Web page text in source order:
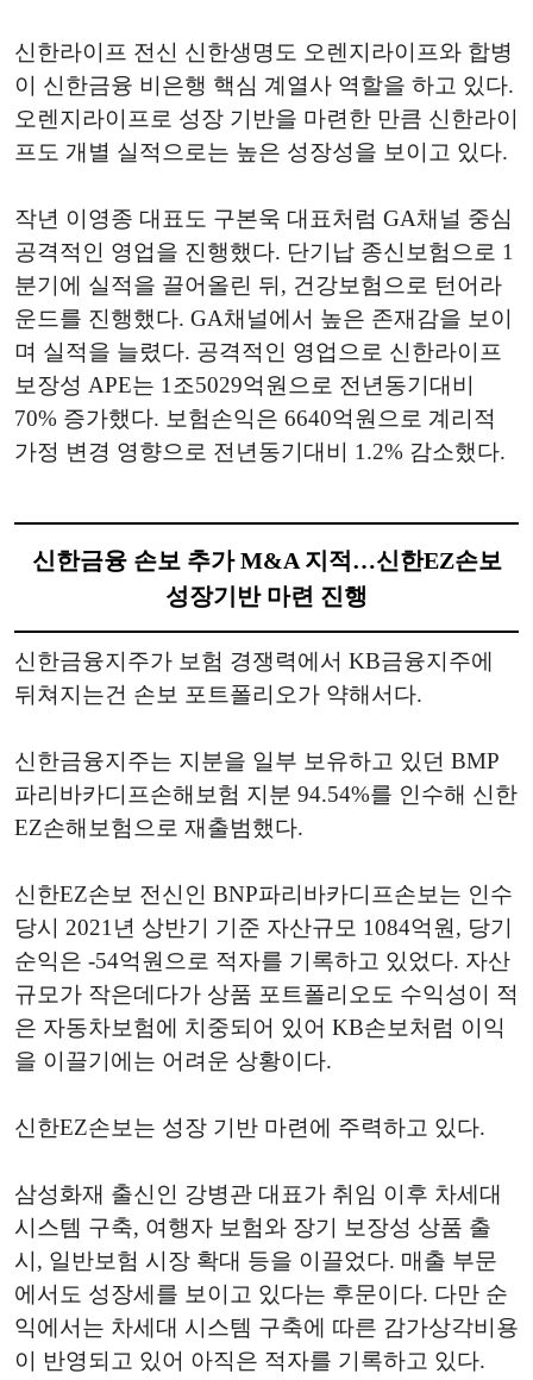
신한라이프 전신 신한생명도 오렌지라이프와 합병
이 신한금융 비은행 핵심 계열사 역할을 하고 있다.
오렌지라이프로 성장 기반을 마련한 만큼 신한라이
프도 개별 실적으로는 높은 성장성을 보이고 있다.
작년 이영종 대표도 구본욱 대표처럼 GA채널 중심
공격적인 영업을 진행했다. 단기납 종신보험으로 1
분기에 실적을 끌어올린 뒤, 건강보험으로 턴어라
운드를 진행했다. GA채널에서 높은 존재감을 보이
며 실적을 늘렸다. 공격적인 영업으로 신한라이프
보장성 APE는 1조5029억원으로 전년동기대비
70% 증가했다. 보험손익은 6640억원으로 계리적
가정 변경 영향으로 전년동기대비 1.2% 감소했다.
신한금융 손보 추가 M&A 지적…신한EZ손보
성장기반 마련 진행
신한금융지주가 보험 경쟁력에서 KB금융지주에
뒤쳐지는건 손보 포트폴리오가 약해서다.
신한금융지주는 지분을 일부 보유하고 있던 BMP
파리바카디프손해보험 지분 94.54%를 인수해 신한
EZ손해보험으로 재출범했다.
신한EZ손보 전신인 BNP파리바카디프손보는 인수
당시 2021년 상반기 기준 자산규모 1084억원, 당기
순익은 -54억원으로 적자를 기록하고 있었다. 자산
규모가 작은데다가 상품 포트폴리오도 수익성이 적
은 자동차보험에 치중되어 있어 KB손보처럼 이익
을 이끌기에는 어려운 상황이다.
신한EZ손보는 성장 기반 마련에 주력하고 있다.
삼성화재 출신인 강병관 대표가 취임 이후 차세대
시스템 구축, 여행자 보험와 장기 보장성 상품 출
시, 일반보험 시장 확대 등을 이끌었다. 매출 부문
에서도 성장세를 보이고 있다는 후문이다. 다만 순
익에서는 차세대 시스템 구축에 따른 감가상각비용
이 반영되고 있어 아직은 적자를 기록하고 있다.